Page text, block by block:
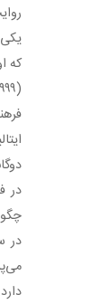
که
در
در